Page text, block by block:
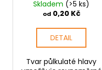
Skladem (>5 ks)
od 0,20 Kč
DETAIL
Tvar půlkulaté hlavy